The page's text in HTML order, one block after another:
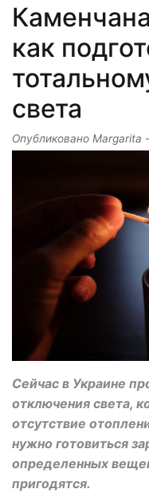
как
света
Опубликовано Margarita -
Сейчас в Украине
отключения света,
отсутствие
нужно готовиться
определенных
пригодятся.